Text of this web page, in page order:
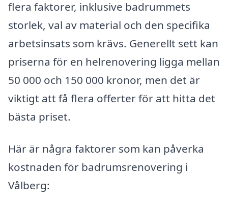
flera faktorer, inklusive badrummets
storlek, val av material och den specifika
arbetsinsats som krävs. Generellt sett kan
priserna för en helrenovering ligga mellan
50 000 och 150 000 kronor, men det är
viktigt att få flera offerter för att hitta det
bästa priset.
Här är några faktorer som kan påverka
kostnaden för badrumsrenovering i
Vålberg: